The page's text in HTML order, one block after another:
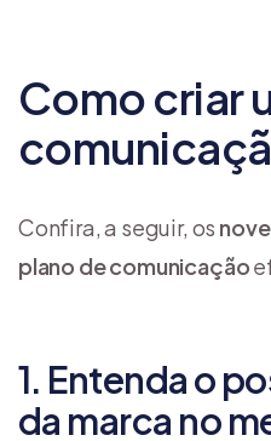
Como criar
Confira, a seguir, os
plano de comunicação
1. Entenda o
da marca no